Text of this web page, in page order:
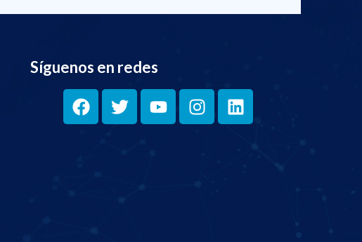
Síguenos en redes